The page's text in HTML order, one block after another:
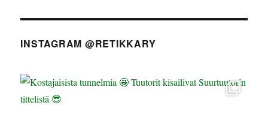
INSTAGRAM @RETIKKARY